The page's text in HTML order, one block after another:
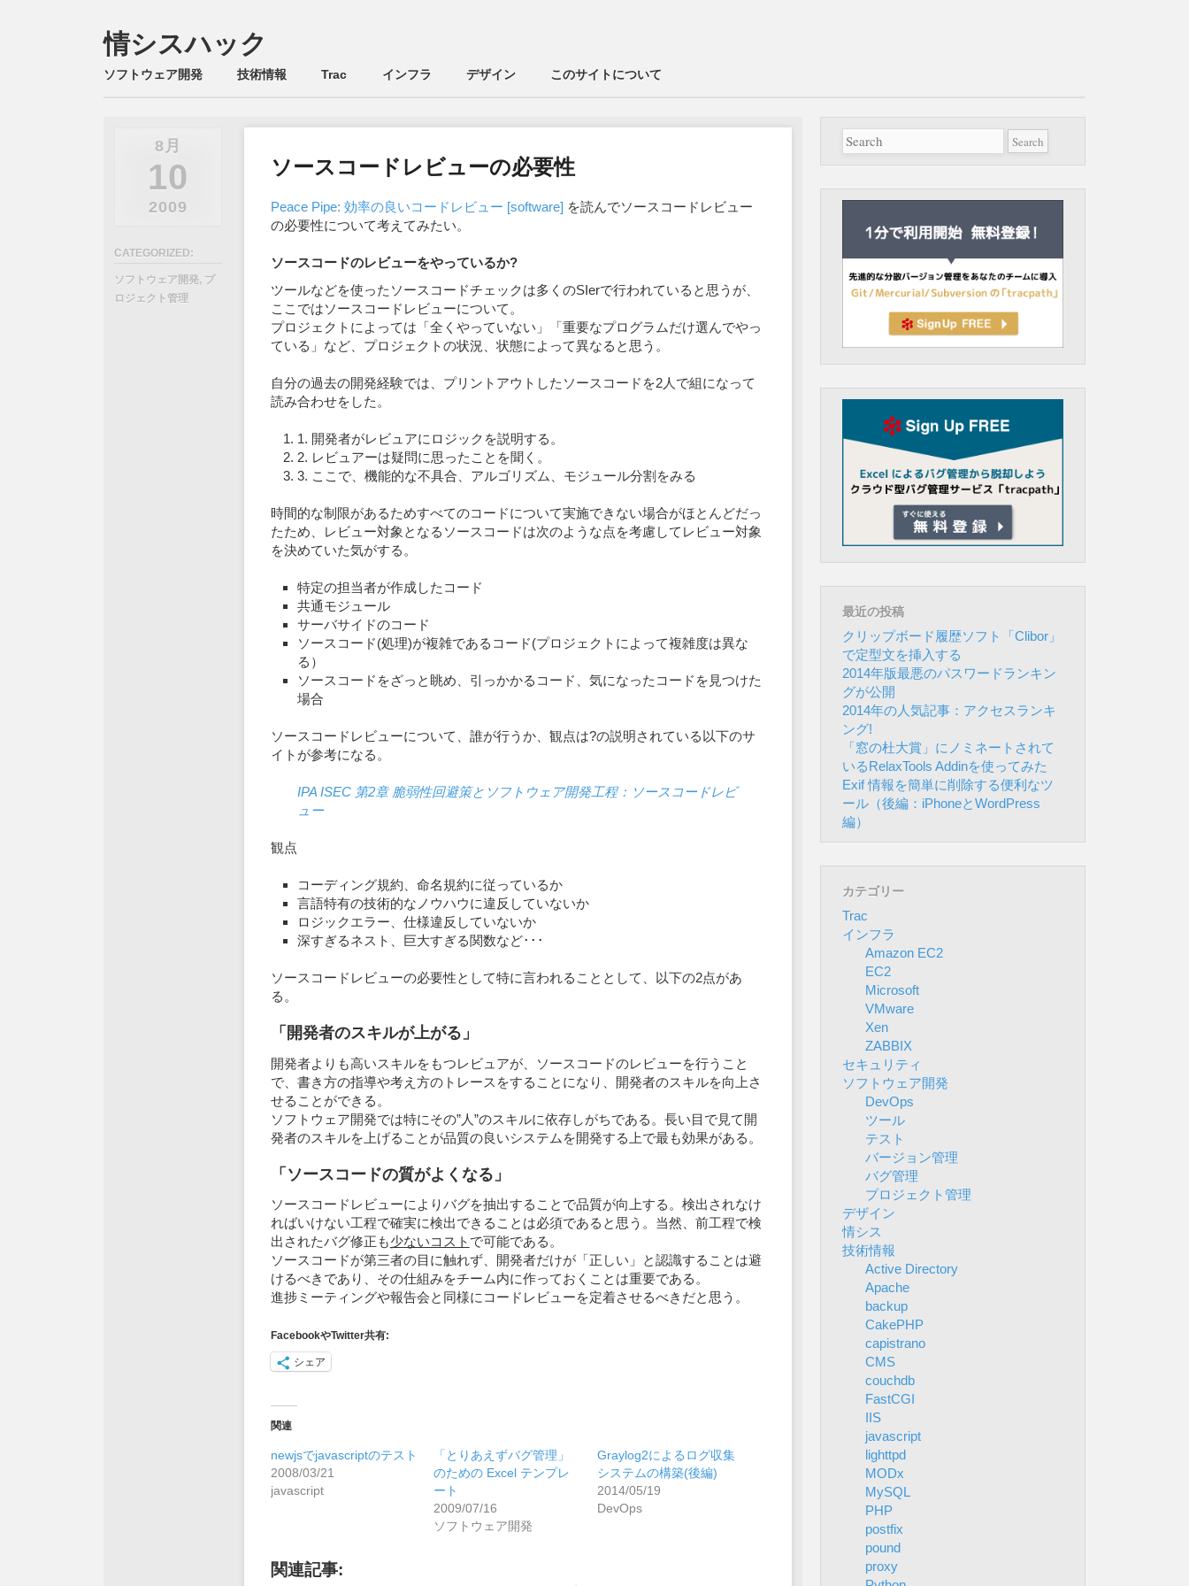
情シスハック
Main menu
Skip
ソフトウェア開発 技術情報 Trac インフラ デザイン このサイトについて
ソースコードレビューの必要性
Peace Pipe: 効率の良いコードレビュー [software] を読んでソースコードレビュー
の必要性について考えてみたい。
ソースコードのレビューをやっているか?
ツールなどを使ったソースコードチェックは多くのSIerで行われていると思うが、
ここではソースコードレビューについて。
プロジェクトによっては「全くやっていない」「重要なプログラムだけ選んでやっ
ている」など、プロジェクトの状況、状態によって異なると思う。
自分の過去の開発経験では、プリントアウトしたソースコードを2人で組になって
読み合わせをした。
1. 開発者がレビュアにロジックを説明する。
2. レビュアーは疑問に思ったことを聞く。
3. ここで、機能的な不具合、アルゴリズム、モジュール分割をみる
時間的な制限があるためすべてのコードについて実施できない場合がほとんどだっ
たため、レビュー対象となるソースコードは次のような点を考慮してレビュー対象
を決めていた気がする。
特定の担当者が作成したコード
共通モジュール
サーバサイドのコード
ソースコード(処理)が複雑であるコード(プロジェクトによって複雑度は異な
る）
ソースコードをざっと眺め、引っかかるコード、気になったコードを見つけた
場合
ソースコードレビューについて、誰が行うか、観点は?の説明されている以下のサ
イトが参考になる。
IPA ISEC 第2章 脆弱性回避策とソフトウェア開発工程：ソースコードレビ
ュー
観点
コーディング規約、命名規約に従っているか
言語特有の技術的なノウハウに違反していないか
ロジックエラー、仕様違反していないか
深すぎるネスト、巨大すぎる関数など･･･
ソースコードレビューの必要性として特に言われることとして、以下の2点があ
る。
「開発者のスキルが上がる」
開発者よりも高いスキルをもつレビュアが、ソースコードのレビューを行うこと
で、書き方の指導や考え方のトレースをすることになり、開発者のスキルを向上さ
せることができる。
ソフトウェア開発では特にその”人”のスキルに依存しがちである。長い目で見て開
発者のスキルを上げることが品質の良いシステムを開発する上で最も効果がある。
「ソースコードの質がよくなる」
ソースコードレビューによりバグを抽出することで品質が向上する。検出されなけ
ればいけない工程で確実に検出できることは必須であると思う。当然、前工程で検
出されたバグ修正も少ないコスト で可能である。
ソースコードが第三者の目に触れず、開発者だけが「正しい」と認識することは避
けるべきであり、その仕組みをチーム内に作っておくことは重要である。
進捗ミーティングや報告会と同様にコードレビューを定着させるべきだと思う。
FacebookやTwitter共有:
シェア
関連
newjsでjavascriptのテスト
2008/03/21
javascript
「とりあえずバグ管理」
のための Excel テンプレ
ート
2009/07/16
ソフトウェア開発
Graylog2によるログ収集
システムの構築(後編)
2014/05/19
DevOps
関連記事:
8月
10
2009
CATEGORIZED:
ソフトウェア開発, プ
ロジェクト管理
最近の投稿
クリップボード履歴ソフト「Clibor」
で定型文を挿入する
2014年版最悪のパスワードランキン
グが公開
2014年の人気記事：アクセスランキ
ング!
「窓の杜大賞」にノミネートされて
いるRelaxTools Addinを使ってみた
Exif 情報を簡単に削除する便利なツ
ール（後編：iPhoneとWordPress
編）
カテゴリー
Trac
インフラ
Amazon EC2
EC2
Microsoft
VMware
Xen
ZABBIX
セキュリティ
ソフトウェア開発
DevOps
ツール
テスト
バージョン管理
バグ管理
プロジェクト管理
デザイン
情シス
技術情報
Active Directory
Apache
backup
CakePHP
capistrano
CMS
couchdb
FastCGI
IIS
javascript
lighttpd
MODx
MySQL
PHP
postfix
pound
proxy